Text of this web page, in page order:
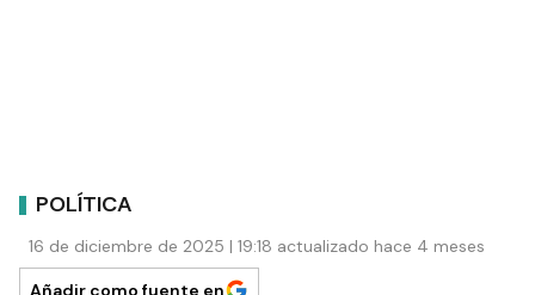
POLÍTICA
16 de diciembre de 2025 | 19:18 actualizado hace 4 meses
Añadir como fuente en